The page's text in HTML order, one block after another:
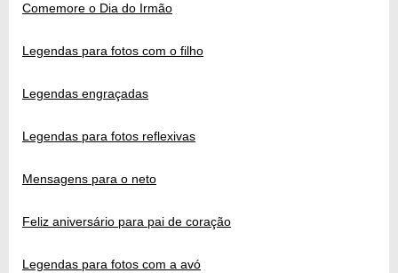
Comemore o Dia do Irmão
Legendas para fotos com o filho
Legendas engraçadas
Legendas para fotos reflexivas
Mensagens para o neto
Feliz aniversário para pai de coração
Legendas para fotos com a avó